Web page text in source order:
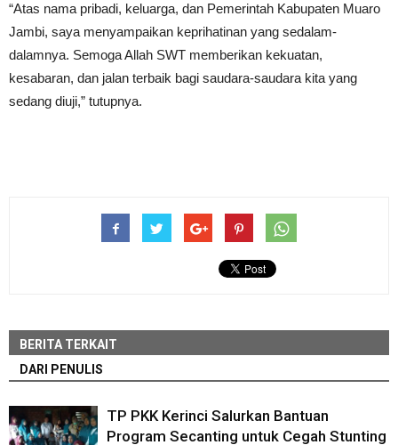
“Atas nama pribadi, keluarga, dan Pemerintah Kabupaten Muaro
Jambi, saya menyampaikan keprihatinan yang sedalam-
dalamnya. Semoga Allah SWT memberikan kekuatan,
kesabaran, dan jalan terbaik bagi saudara-saudara kita yang
sedang diuji,” tutupnya.
BERITA TERKAIT
DARI PENULIS
TP PKK Kerinci Salurkan Bantuan
Program Secanting untuk Cegah Stunting